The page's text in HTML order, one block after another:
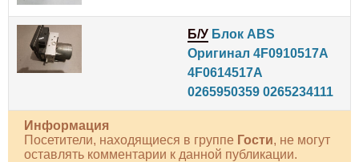
Б/У Блок ABS
Оригинал 4F0910517A
4F0614517A
0265950359 0265234111
Информация
Посетители, находящиеся в группе Гости, не могут
оставлять комментарии к данной публикации.